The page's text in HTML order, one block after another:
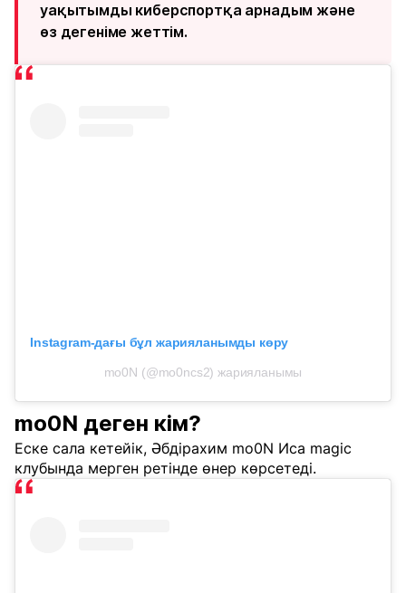
уақытымды киберспортқа арнадым және
өз дегеніме жеттім.
Instagram-дағы бұл жарияланымды көру
mo0N (@mo0ncs2) жарияланымы
mo0N деген кім?
Еске сала кетейік, Әбдірахим mo0N Иса magic
клубында мерген ретінде өнер көрсетеді.